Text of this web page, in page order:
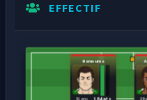
EFFECTIF
Hamouma
31 ans 29